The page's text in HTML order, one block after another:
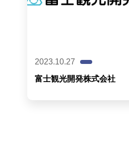
2023.10.27
富士観光開発株式会社